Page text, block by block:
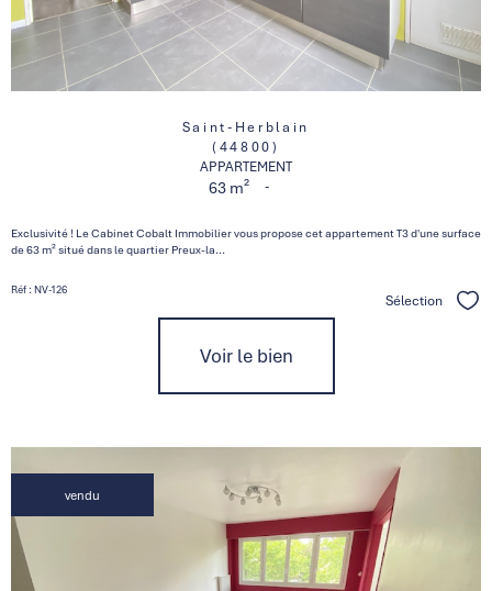
Saint-Herblain
(44800)
APPARTEMENT
63 m² -
Exclusivité ! Le Cabinet Cobalt Immobilier vous propose cet appartement T3 d'une surface
de 63 m² situé dans le quartier Preux-la...
Réf : NV-126
Sélection
Voir le bien
vendu